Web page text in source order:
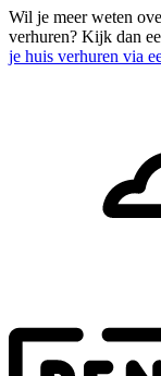
Wil je meer weten
verhuren? Kijk dan
je huis verhuren via